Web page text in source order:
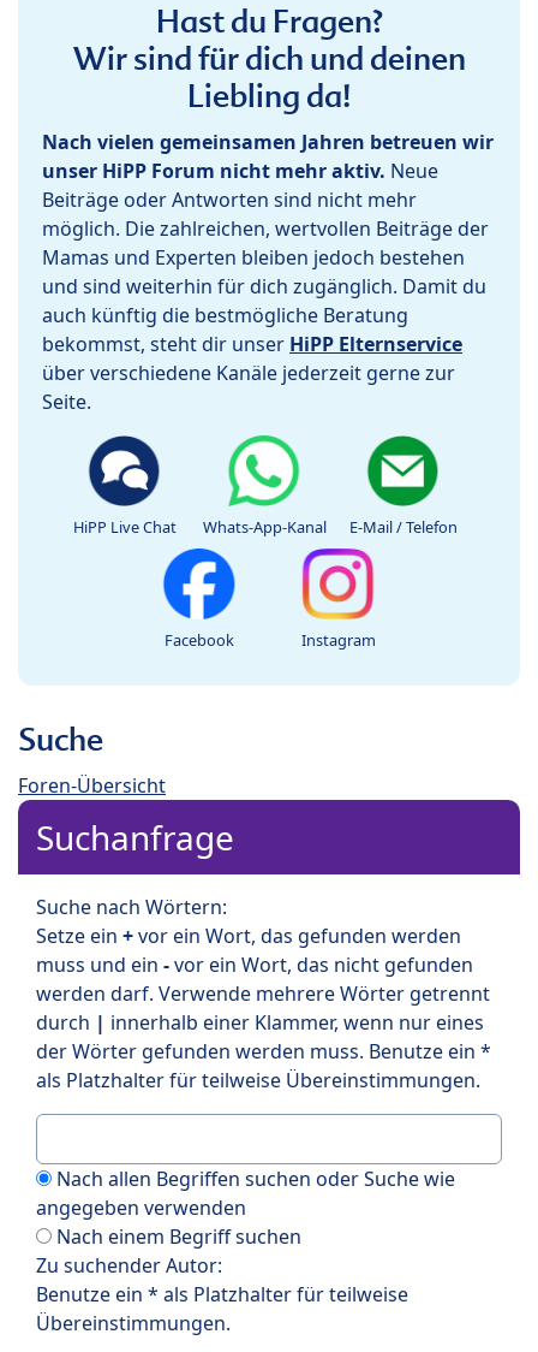
Hast du Fragen?
Wir sind für dich und deinen
Liebling da!
Nach vielen gemeinsamen Jahren betreuen wir
unser HiPP Forum nicht mehr aktiv. Neue
Beiträge oder Antworten sind nicht mehr
möglich. Die zahlreichen, wertvollen Beiträge der
Mamas und Experten bleiben jedoch bestehen
und sind weiterhin für dich zugänglich. Damit du
auch künftig die bestmögliche Beratung
bekommst, steht dir unser HiPP Elternservice
über verschiedene Kanäle jederzeit gerne zur
Seite.
HiPP Live Chat Whats-App-Kanal E-Mail / Telefon
Facebook Instagram
Suche
Foren-Übersicht
Suchanfrage
Suche nach Wörtern:
Setze ein +vor ein Wort, das gefunden werden
muss und ein -vor ein Wort, das nicht gefunden
werden darf. Verwende mehrere Wörter getrennt
durch | innerhalb einer Klammer, wenn nur eines
der Wörter gefunden werden muss. Benutze ein *
als Platzhalter für teilweise Übereinstimmungen.
Nach allen Begriffen suchen oder Suche wie
angegeben verwenden
Nach einem Begriff suchen
Zu suchender Autor:
Benutze ein * als Platzhalter für teilweise
Übereinstimmungen.